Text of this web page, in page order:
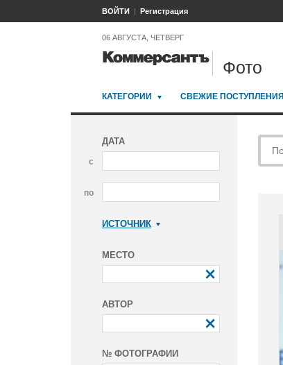
ВОЙТИ Регистрация
06 АВГУСТА, ЧЕТВЕРГ
Фото
КАТЕГОРИИ СВЕЖИЕ ПОСТУПЛЕНИЯ
ДАТА
с
по
ИСТОЧНИК
МЕСТО
АВТОР
№ ФОТОГРАФИИ